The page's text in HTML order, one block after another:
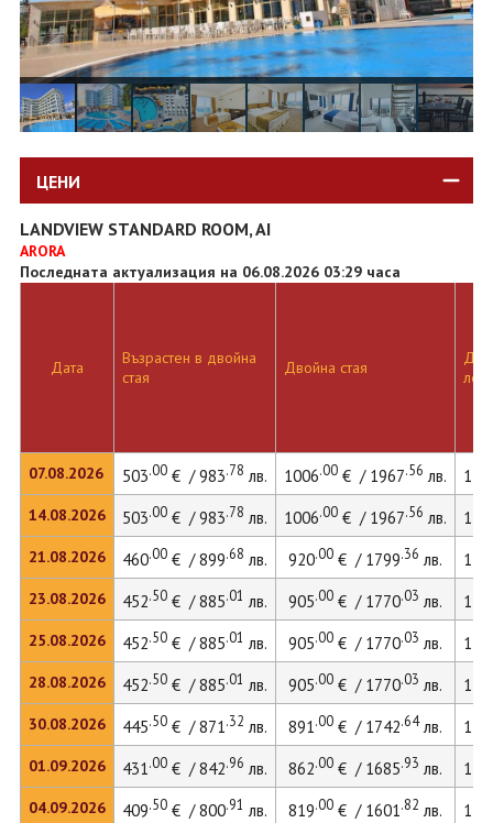
ЦЕНИ
LANDVIEW STANDARD ROOM, AI
ARORA
Последната актуализация на 06.08.2026 03:29 часа
Дата
07.08.2026
14.08.2026
21.08.2026
23.08.2026
25.08.2026
28.08.2026
30.08.2026
01.09.2026
04.09.2026
Възрастен в двойна
стая
Двойна стая
503.00€ / 983.78 лв. 1006.00€ / 1967.56 лв.
503.00€ / 983.78 лв. 1006.00€ / 1967.56 лв.
460.00€ / 899.68 лв. 920.00€ / 1799.36 лв.
452.50€ / 885.01 лв. 905.00€ / 1770.03 лв.
452.50€ / 885.01 лв. 905.00€ / 1770.03 лв.
452.50€ / 885.01 лв. 905.00€ / 1770.03 лв.
445.50€ / 871.32 лв. 891.00€ / 1742.64лв.
431.00€ / 842.96 лв. 862.00€ / 1685.93 лв.
409.50€ / 800.91 лв. 819.00€ / 1601.82 лв.